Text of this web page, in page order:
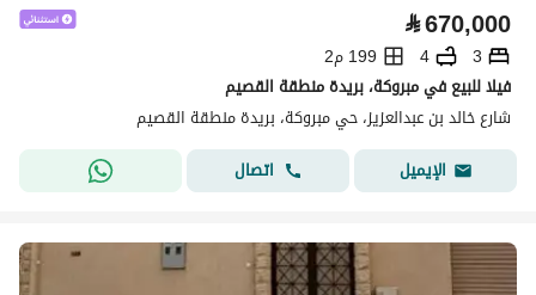
⃁670,000
3
4
199 م2
فيلا للبيع في مبروكة، بريدة منطقة القصيم
شارع خالد بن عبدالعزيز، حي مبروكة، بريدة منطقة القصيم
الإيميل
اتصال